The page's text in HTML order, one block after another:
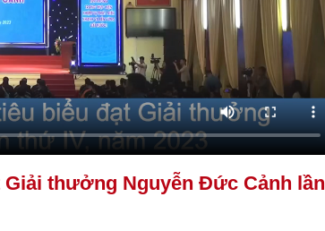
Giải thưởng Nguyễn Đức Cảnh lần